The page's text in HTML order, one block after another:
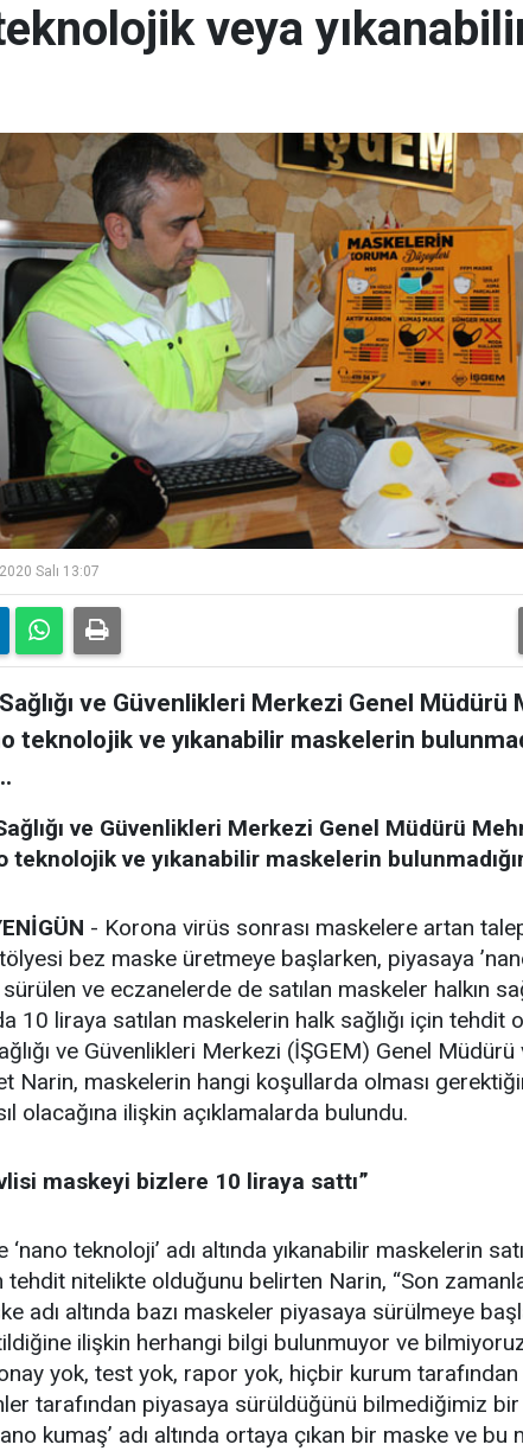
veya
Salı 13:07
ve Güvenlikleri Merkezi Genel Müdürü
teknolojik ve yıkanabilir maskelerin
ve Güvenlikleri Merkezi Genel Müdürü
teknolojik ve yıkanabilir maskelerin
- Korona virüs sonrası maskelere artan
bez maske üretmeye başlarken, piyasaya
ve eczanelerde de satılan maskeler halkın
10 liraya satılan maskelerin halk sağlığı için tehdit
ve Güvenlikleri Merkezi (İŞGEM) Genel Müdürü
Narin, maskelerin hangi koşullarda olması
olacağına ilişkin açıklamalarda bulundu.
maskeyi bizlere 10 liraya sattı”
teknoloji’ adı altında yıkanabilir maskelerin
tehdit nitelikte olduğunu belirten Narin, “Son
adı altında bazı maskeler piyasaya sürülmeye
ilişkin herhangi bilgi bulunmuyor ve
yok, test yok, rapor yok, hiçbir kurum
tarafından piyasaya sürüldüğünü bilmediğimiz
kumaş’ adı altında ortaya çıkan bir maske ve bu